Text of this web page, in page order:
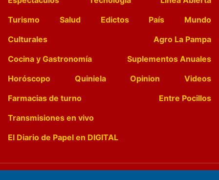
Turismo
Salud Edictos País
Mundo
Culturales
Agro La Pampa
Cocina y Gastronomía
Suplementos Anuales
Horóscopo
Quiniela Opinion
Videos
Farmacias de turno
Entre Pocillos
Transmisiones en vivo
El Diario de Papel en DIGITAL